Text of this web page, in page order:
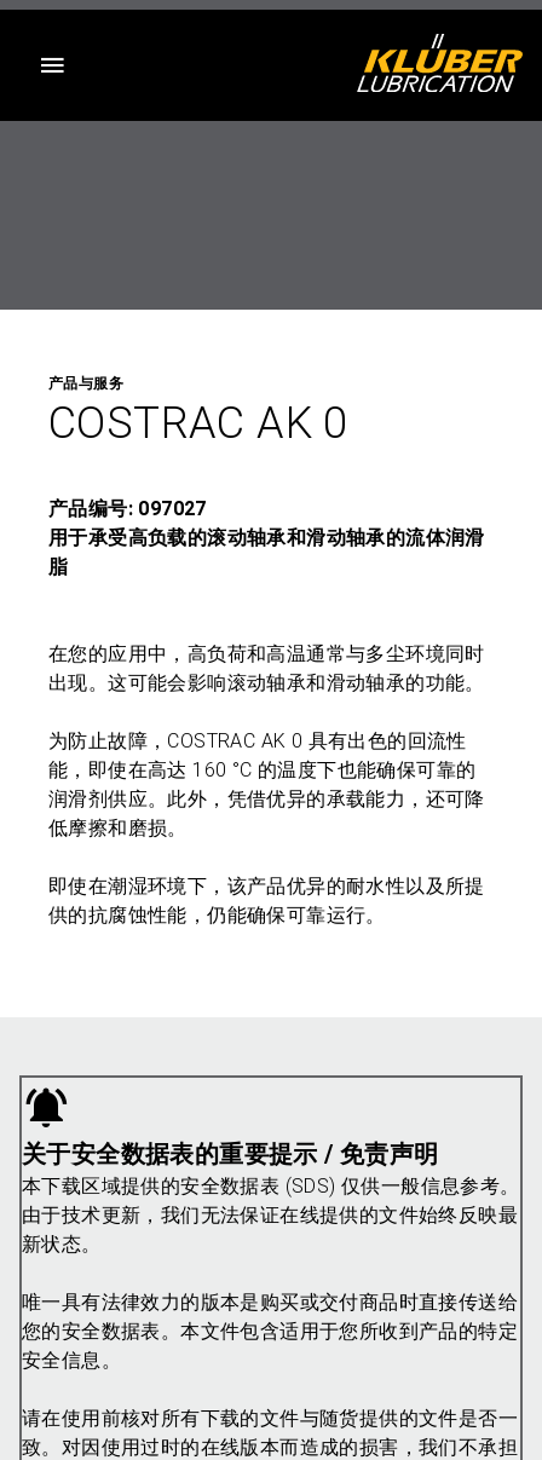
产品与服务
COSTRAC AK 0
产品编号: 097027
用于承受高负载的滚动轴承和滑动轴承的流体润滑
脂
在您的应用中，高负荷和高温通常与多尘环境同时
出现。这可能会影响滚动轴承和滑动轴承的功能。
为防止故障，COSTRAC AK 0 具有出色的回流性
能，即使在高达 160 °C 的温度下也能确保可靠的
润滑剂供应。此外，凭借优异的承载能力，还可降
低摩擦和磨损。
即使在潮湿环境下，该产品优异的耐水性以及所提
供的抗腐蚀性能，仍能确保可靠运行。
关于安全数据表的重要提示 / 免责声明
本下载区域提供的安全数据表 (SDS) 仅供一般信息参考。
由于技术更新，我们无法保证在线提供的文件始终反映最
新状态。
唯一具有法律效力的版本是购买或交付商品时直接传送给
您的安全数据表。本文件包含适用于您所收到产品的特定
安全信息。
请在使用前核对所有下载的文件与随货提供的文件是否一
致。对因使用过时的在线版本而造成的损害，我们不承担